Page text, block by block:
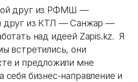
друг из РФМШ —
друг из КТЛ — Санжар —
над идеей Zapis.kz. Я
встретились, они
и предложили мне
себя бизнес-направление и